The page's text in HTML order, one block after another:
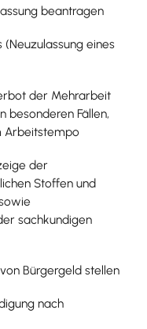
beantragen
eines
der Mehrarbeit
besonderen Fällen,
Arbeitstempo
der
Stoffen und
sachkundigen
Bürgergeld stellen
nach